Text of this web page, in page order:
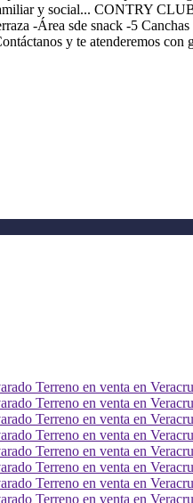
y social... CONTRY
-Área sde snack -5
y te atenderemos